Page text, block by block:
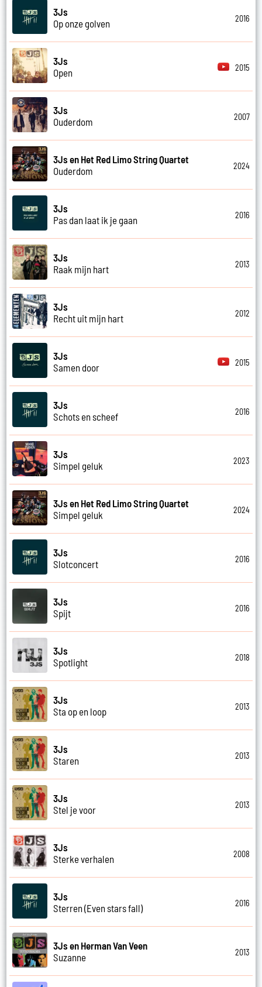
3Js
Op onze golven
2016
3Js
Open
2015
3Js
Ouderdom
2007
3Js en Het Red Limo String Quartet
Ouderdom
2024
3Js
Pas dan laat ik je gaan
2016
3Js
Raak mijn hart
2013
3Js
Recht uit mijn hart
2012
3Js
Samen door
2015
3Js
Schots en scheef
2016
3Js
Simpel geluk
2023
3Js en Het Red Limo String Quartet
Simpel geluk
2024
3Js
Slotconcert
2016
3Js
Spijt
2016
3Js
Spotlight
2018
3Js
Sta op en loop
2013
3Js
Staren
2013
3Js
Stel je voor
2013
3Js
Sterke verhalen
2008
3Js
Sterren (Even stars fall)
2016
3Js en Herman Van Veen
Suzanne
2013